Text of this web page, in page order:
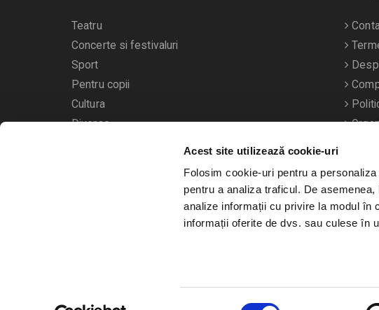
Acest site utilizează cookie-uri
Folosim cookie-uri pentru a
pentru a analiza traficul. De
analize informații cu privire la modul în
informații oferite de dvs. sau culese în
Teatru
Concerte si festivaluri
Sport
Pentru copii
Cultura
Diverse
Calendarul evenimentelor
Bilete.ro